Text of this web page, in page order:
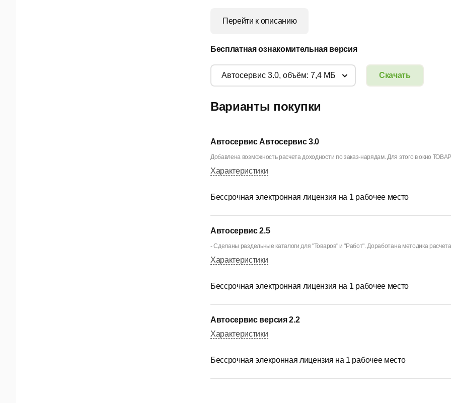
Перейти к описанию
Бесплатная ознакомительная версия
Скачать
Автосервис 3.0, объём: 7,4 МБ
Варианты покупки
Автосервис Автосервис 3.0
Добавлена возможность расчета доходности по заказ-нарядам. Для этого в окно
Характеристики
Бессрочная электронная лицензия на 1 рабочее место
Автосервис 2.5
- Сделаны раздельные каталоги для "Товаров" и "Работ". Доработана методика
Характеристики
Бессрочная электронная лицензия на 1 рабочее место
Автосервис версия 2.2
Характеристики
Бессрочная элекронная лицензия на 1 рабочее место